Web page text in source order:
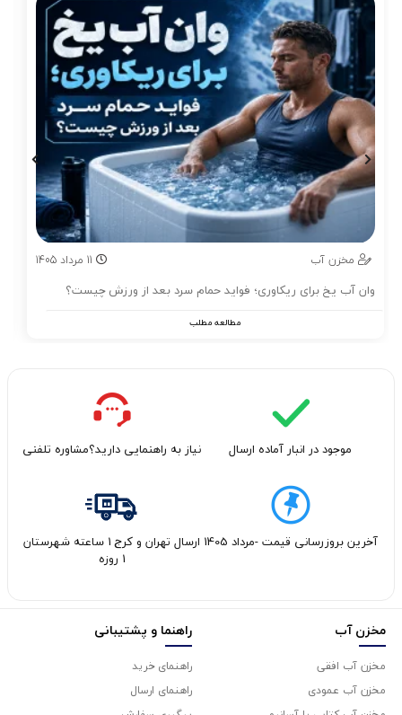
مخزن آب 11 مرداد1405
وان آب یخ برای ریکاوری؛ فواید حمام سرد بعد از ورزش چیست؟
مطالعه مطلب
موجود در انبار آماده ارسال نیاز به راهنمایی دارید؟مشاوره تلفنی
آخرین بروزرسانی قیمت -مرداد 1405
ارسال تهران و کرج 1 ساعته شهرستان
1 روزه
مخزن آب
مخزن آب افقی
مخزن آب عمودی
راهنما و پشتیبانی
راهنمای خرید
راهنمای ارسال